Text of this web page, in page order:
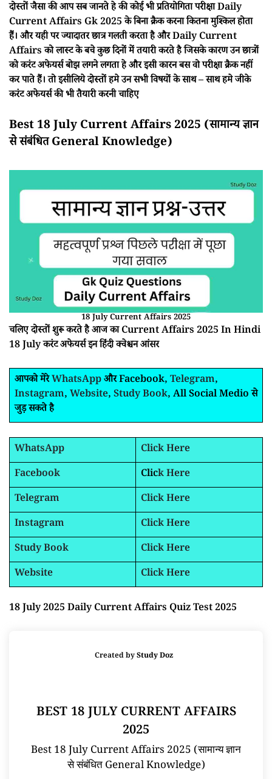
दोस्तों जैसा की आप सब जानते हे की कोई भी प्रतियोगिता परीक्षा Daily
Current Affairs Gk 2025 के बिना क्रैक करना कितना मुश्किल होता
हैं। और यही पर ज्यादातर छात्र गलती करता है और Daily Current
Affairs को लास्ट के बचे कुछ दिनों में तयारी करते है जिसके कारण उन छात्रों
को करंट अफेयर्स बोझ लगने लगता हे और इसी कारन बस वो परीक्षा क्रैक नहीं
कर पाते हैं। तो इसीलिये दोस्तों हमे उन सभी विषयों के साथ – साथ हमे जीके
करंट अफेयर्स की भी तैयारी करनी चाहिए
Best 18 July Current Affairs 2025 (सामान्य ज्ञान
से संबंधित General Knowledge)
18 July Current Affairs 2025
चलिए दोस्तों शुरू करते है आज का Current Affairs 2025 In Hindi
18 July करंट अफेयर्स इन हिंदी क्वेश्चन आंसर
आपको मेरेWhatsAppऔर Facebook, Telegram,
Instagram, Website, Study Book, All Social Medio से
जुड़ सकते है
WhatsApp
Click Here
Facebook
Click Here
Telegram
Click Here
Instagram
Click Here
Study Book
Click Here
Website
Click Here
18 July 2025 Daily Current Affairs Quiz Test 2025
Created byStudy Doz
BEST 18 JULY CURRENT AFFAIRS
2025
Best 18 July Current Affairs 2025 (सामान्य ज्ञान
से संबंधित General Knowledge)